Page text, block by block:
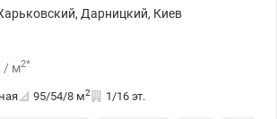
, Дарницкий, Киев
/ м2*
95/54/8 м2 1/16 эт.